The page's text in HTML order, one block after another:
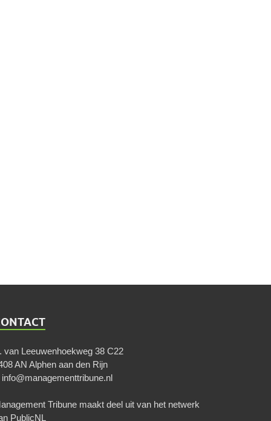
van Leeuwenhoekweg 38 C22
AN Alphen aan den Rijn
info@managementtribune.nl
Tribune maakt deel uit van het netwerk
PublicNL